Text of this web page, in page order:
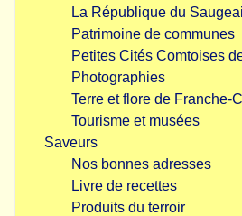
La République du
Patrimoine de communes
Petites Cités Comtoises
Photographies
Terre et flore de Franche-
Tourisme et musées
Saveurs
Nos bonnes adresses
Livre de recettes
Produits du terroir